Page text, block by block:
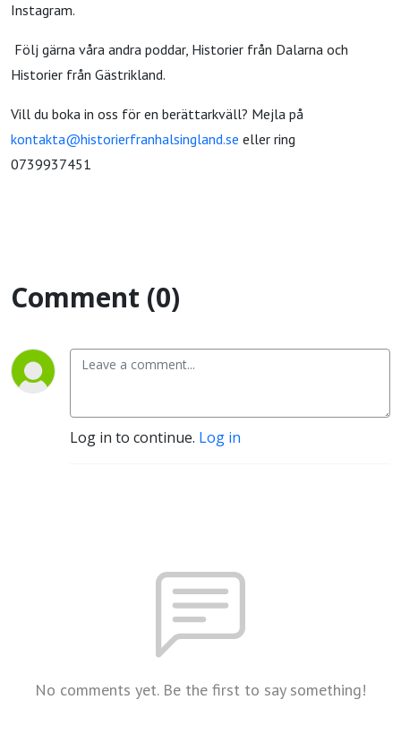
Instagram.
Följ gärna våra andra poddar, Historier från Dalarna och
Historier från Gästrikland.
Vill du boka in oss för en berättarkväll? Mejla på
kontakta@historierfranhalsingland.se eller ring
0739937451
Comment (0)
Log in to continue. Log in
No comments yet. Be the first to say something!